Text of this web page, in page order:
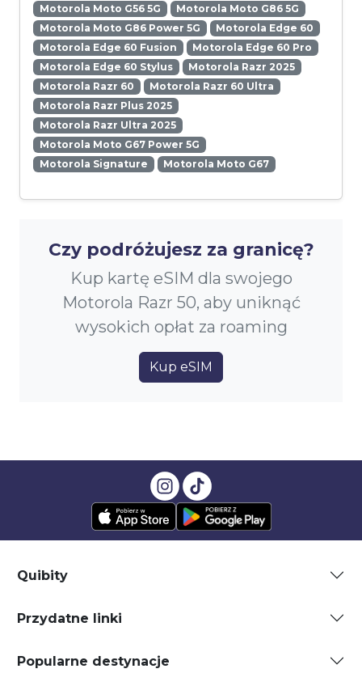
Motorola Moto G56 5G
Motorola Moto G86 5G
Motorola Moto G86 Power 5G
Motorola Edge 60
Motorola Edge 60 Fusion
Motorola Edge 60 Pro
Motorola Edge 60 Stylus
Motorola Razr 2025
Motorola Razr 60
Motorola Razr 60 Ultra
Motorola Razr Plus 2025
Motorola Razr Ultra 2025
Motorola Moto G67 Power 5G
Motorola Signature
Motorola Moto G67
Czy podróżujesz za granicę?
Kup kartę eSIM dla swojego
Motorola Razr 50, aby uniknąć
wysokich opłat za roaming
Kup eSIM
Quibity
Przydatne linki
Popularne destynacje